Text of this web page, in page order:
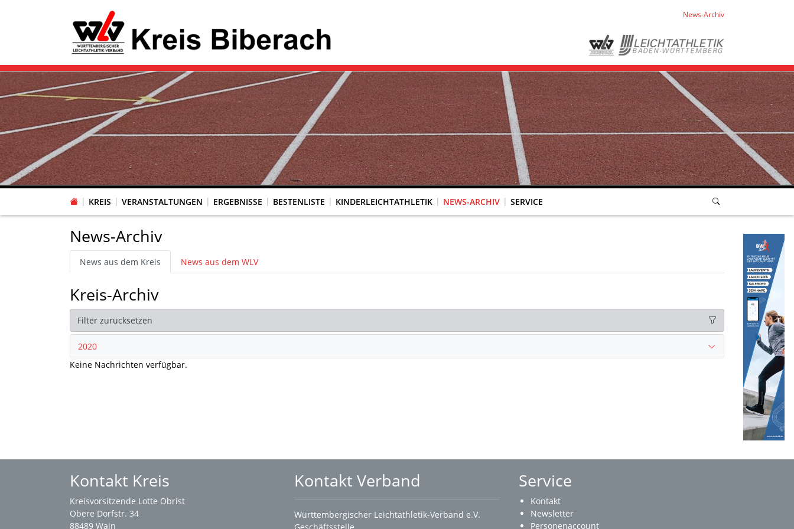
News-Archiv
KREIS VERANSTALTUNGEN ERGEBNISSE BESTENLISTE KINDERLEICHTATHLETIK NEWS-ARCHIV SERVICE
News-Archiv
News aus dem Kreis News aus dem WLV
Kreis-Archiv
Filter zurücksetzen
2020
Keine Nachrichten verfügbar.
Kontakt Kreis
Kreisvorsitzende Lotte Obrist
Obere Dorfstr. 34
88489 Wain
Kontakt Verband
Württembergischer Leichtathletik-Verband e.V.
Service
Kontakt
Newsletter
Personenaccount